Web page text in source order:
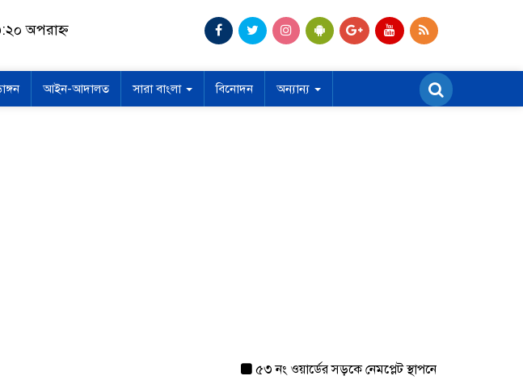
অপরাহ্ন
আইন-আদালত সারা বাংলা বিনোদন অন্যান্য
৫৩ নং ওয়ার্ডের সড়কে নেমপ্লেট স্থাপনের উদ্যোগ চান মিয়া